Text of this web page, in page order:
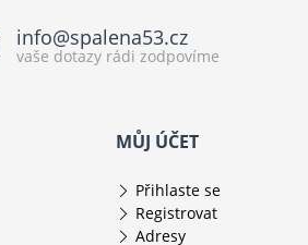
info@spalena53.cz
vaše dotazy rádi zodpovíme
MŮJ ÚČET
Přihlaste se
Registrovat
Adresy